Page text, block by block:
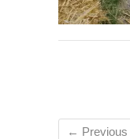
← Previous